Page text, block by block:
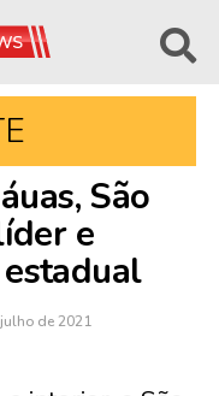
São
e
de 2021